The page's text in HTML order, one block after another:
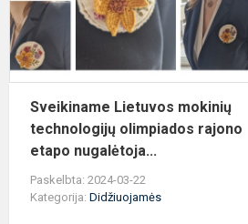
Sveikiname Lietuvos mokinių
technologijų olimpiados rajono
etapo nugalėtoja...
Paskelbta: 2024-03-22
Kategorija:Didžiuojamės